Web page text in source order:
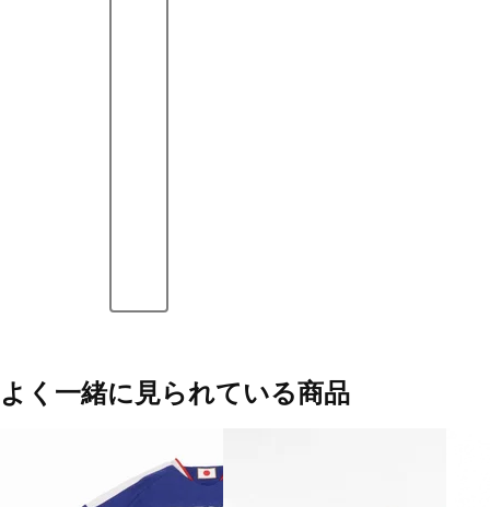
よく一緒に見られている商品